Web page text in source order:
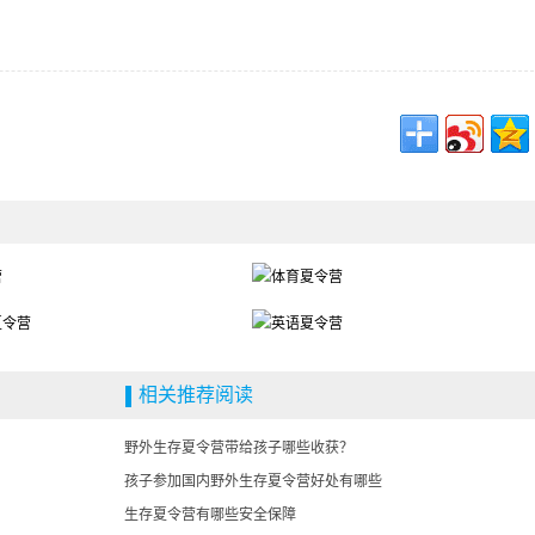
相关推荐阅读
野外生存夏令营带给孩子哪些收获？
孩子参加国内野外生存夏令营好处有哪些
生存夏令营有哪些安全保障